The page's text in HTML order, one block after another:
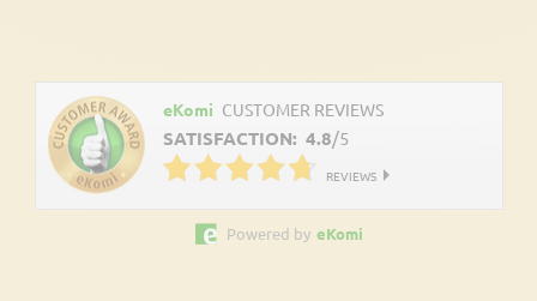
eKomi CUSTOMER REVIEWS
SATISFACTION: 4.8/5
REVIEWS
Powered by eKomi